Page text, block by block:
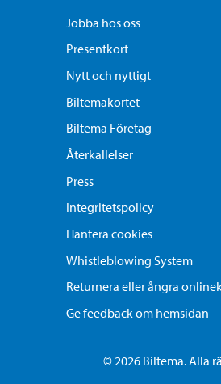
Jobba hos oss
Presentkort
Nytt och nyttigt
Biltemakortet
Biltema Företag
Återkallelser
Press
Integritetspolicy
Hantera cookies
Whistleblowing System
Returnera eller ångra
Ge feedback om hemsidan
© 2026 Biltema. Alla